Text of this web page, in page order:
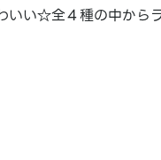
い☆全４種の中から